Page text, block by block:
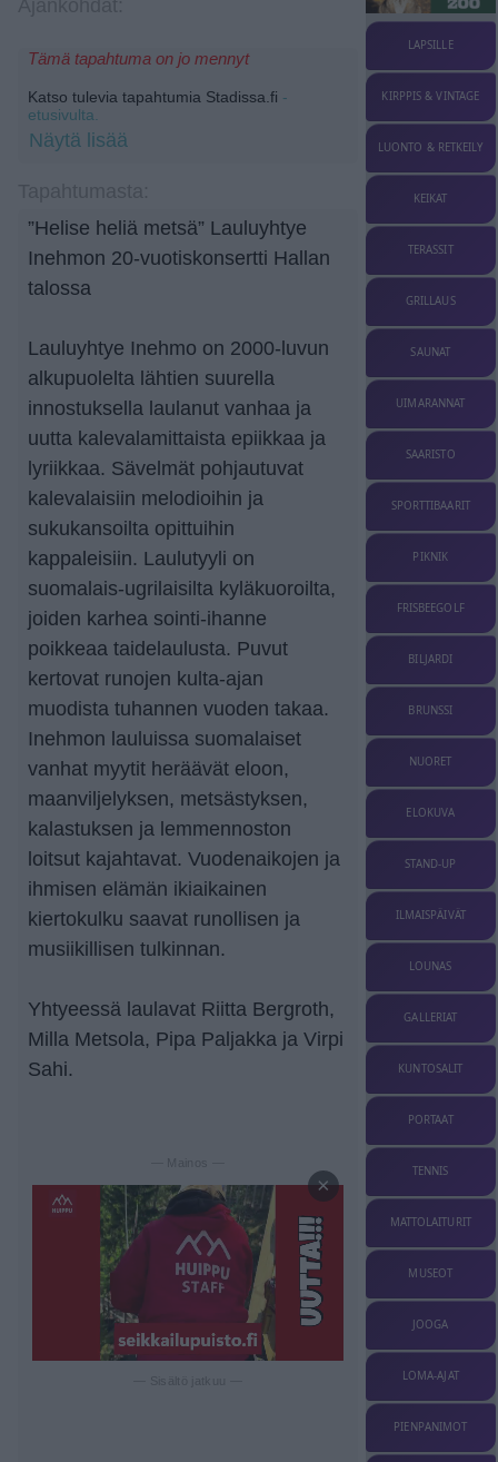
Tämä tapahtuma on jo mennyt
Katso tulevia tapahtumia Stadissa.fi -
etusivulta.
Näytä lisää
”Helise heliä metsä” Lauluyhtye
Inehmon 20-vuotiskonsertti Hallan
talossa
Lauluyhtye Inehmo on 2000-luvun
alkupuolelta lähtien suurella
innostuksella laulanut vanhaa ja
uutta kalevalamittaista epiikkaa ja
lyriikkaa. Sävelmät pohjautuvat
kalevalaisiin melodioihin ja
sukukansoilta opittuihin
kappaleisiin. Laulutyyli on
suomalais-ugrilaisilta kyläkuoroilta,
joiden karhea sointi-ihanne
poikkeaa taidelaulusta. Puvut
kertovat runojen kulta-ajan
muodista tuhannen vuoden takaa.
Inehmon lauluissa suomalaiset
vanhat myytit heräävät eloon,
maanviljelyksen, metsästyksen,
kalastuksen ja lemmennoston
loitsut kajahtavat. Vuodenaikojen ja
ihmisen elämän ikiaikainen
kiertokulku saavat runollisen ja
musiikillisen tulkinnan.
Yhtyeessä laulavat Riitta Bergroth,
Milla Metsola, Pipa Paljakka ja Virpi
Sahi.
— Mainos —
×
LAPSILLE
KIRPPIS & VINTAGE
LUONTO & RETKEILY
KEIKAT
TERASSIT
GRILLAUS
SAUNAT
UIMARANNAT
SAARISTO
SPORTTIBAARIT
PIKNIK
FRISBEEGOLF
BILJARDI
BRUNSSI
NUORET
ELOKUVA
STAND-UP
ILMAISPÄIVÄT
LOUNAS
GALLERIAT
KUNTOSALIT
PORTAAT
TENNIS
MATTOLAITURIT
MUSEOT
JOOGA
LOMA-AJAT
PIENPANIMOT